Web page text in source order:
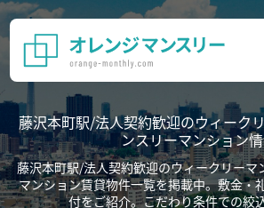
藤沢本町駅/法人契約歓迎のウィーク
ンスリーマンション
藤沢本町駅/法人契約歓迎のウィークリーマ
マンション賃貸物件一覧を掲載中。敷金・
付をご紹介。こだわり条件での絞